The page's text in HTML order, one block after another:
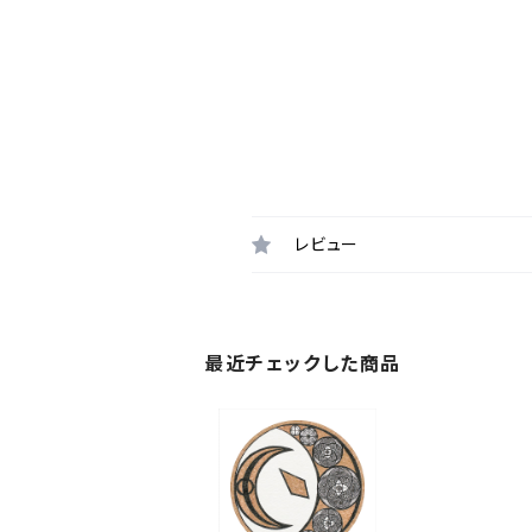
レビュー
最近チェックした商品